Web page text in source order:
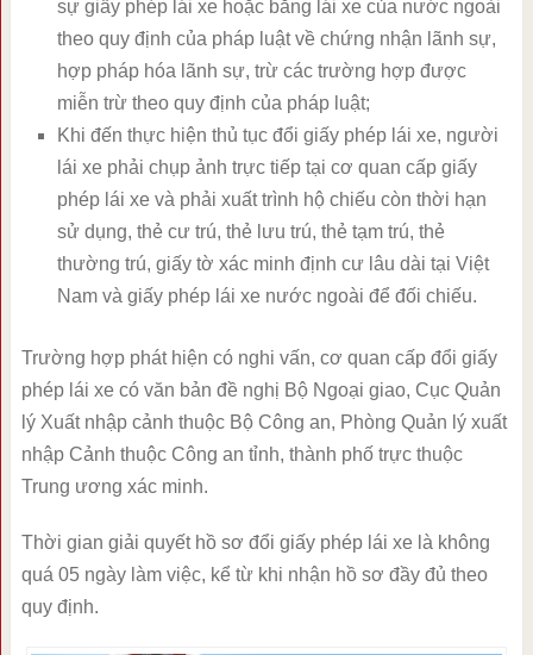
sự giấy phép lái xe hoặc bằng lái xe của nước ngoài
theo quy định của pháp luật về chứng nhận lãnh sự,
hợp pháp hóa lãnh sự, trừ các trường hợp được
miễn trừ theo quy định của pháp luật;
Khi đến thực hiện thủ tục đổi giấy phép lái xe, người
lái xe phải chụp ảnh trực tiếp tại cơ quan cấp giấy
phép lái xe và phải xuất trình hộ chiếu còn thời hạn
sử dụng, thẻ cư trú, thẻ lưu trú, thẻ tạm trú, thẻ
thường trú, giấy tờ xác minh định cư lâu dài tại Việt
Nam và giấy phép lái xe nước ngoài để đối chiếu.
Trường hợp phát hiện có nghi vấn, cơ quan cấp đổi giấy
phép lái xe có văn bản đề nghị Bộ Ngoại giao, Cục Quản
lý Xuất nhập cảnh thuộc Bộ Công an, Phòng Quản lý xuất
nhập Cảnh thuộc Công an tỉnh, thành phố trực thuộc
Trung ương xác minh.
Thời gian giải quyết hồ sơ đổi giấy phép lái xe là không
quá 05 ngày làm việc, kể từ khi nhận hồ sơ đầy đủ theo
quy định.